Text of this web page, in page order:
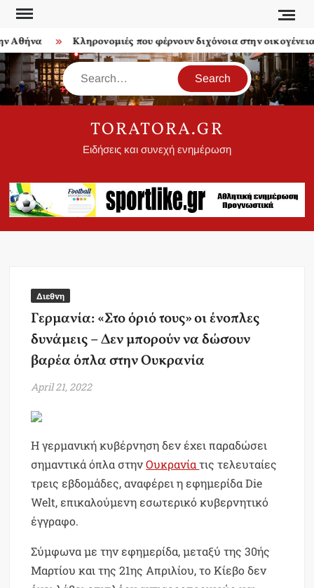
Skip
content
Κληρονομιές που φέρνουν διχόνοια στην οικογένεια
Search
TORATORA.GR
Ειδήσεις και συνεχή ενημέρωση
Διεθνη
Γερμανία: «Στο όριό τους» οι ένοπλες
δυνάμεις – Δεν μπορούν να δώσουν
βαρέα όπλα στην Ουκρανία
April 21, 2022
Η γερμανική κυβέρνηση δεν έχει παραδώσει
σημαντικά όπλα στηνΟυκρανίατις τελευταίες
τρεις εβδομάδες, αναφέρει η εφημερίδα Die
Welt, επικαλούμενη εσωτερικό κυβερνητικό
έγγραφο.
Σύμφωνα με την εφημερίδα, μεταξύ της 30ής
Μαρτίου και της 21ης Απριλίου, το Κίεβο δεν